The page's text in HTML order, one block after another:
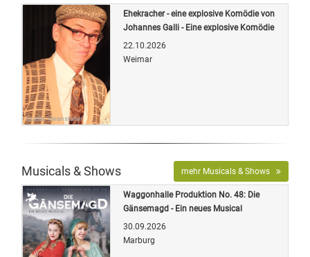
Quelle: Veranstalter
Ehekracher - eine explosive Komödie von
Johannes Galli - Eine explosive Komödie
22.10.2026
Weimar
Musicals & Shows mehr Musicals & Shows
Waggonhalle Produktion No. 48: Die
Gänsemagd - Ein neues Musical
30.09.2026
Marburg